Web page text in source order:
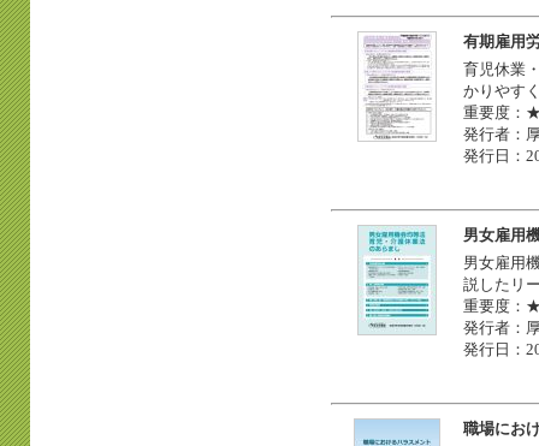
有期雇用
育児休業
かりやす
重要度
発行者：
発行日：
男女雇用
男女雇用
説したリ
重要度
発行者：
発行日：
職場にお